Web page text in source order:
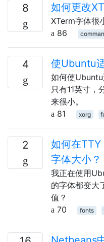
8 如何更改
XTerm字体很
86
4 使Ubuntu
如何使
只有11英寸
来很小。
81
xorg
2
如何在TTY
字体大小？
我正在使用
的字体都变大
值？
70
fonts